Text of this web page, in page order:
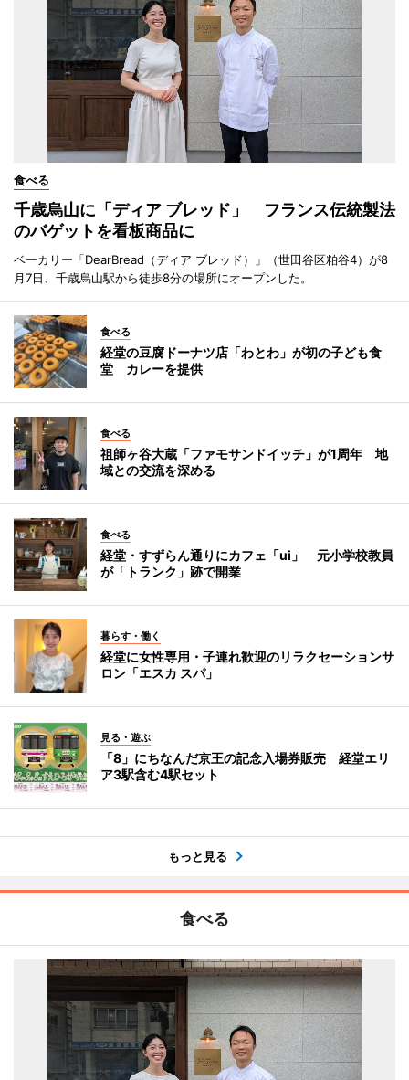
食べる
千歳烏山に「ディア ブレッド」 フランス伝統製法
のバゲットを看板商品に
ベーカリー「DearBread（ディア ブレッド）」（世田谷区粕谷4）が8
月7日、千歳烏山駅から徒歩8分の場所にオープンした。
食べる
経堂の豆腐ドーナツ店「わとわ」が初の子ども食
堂 カレーを提供
食べる
祖師ヶ谷大蔵「ファモサンドイッチ」が1周年 地
域との交流を深める
食べる
経堂・すずらん通りにカフェ「ui」 元小学校教員
が「トランク」跡で開業
暮らす・働く
経堂に女性専用・子連れ歓迎のリラクセーションサ
ロン「エスカ スパ」
見る・遊ぶ
「8」にちなんだ京王の記念入場券販売 経堂エリ
ア3駅含む4駅セット
もっと見る
食べる